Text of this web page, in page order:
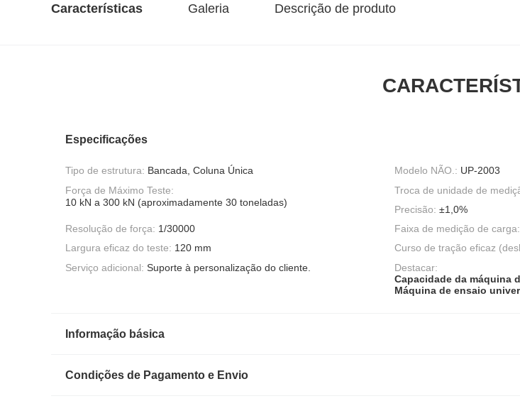
Características Galeria Descrição de produto
Especificações
Tipo de estrutura: Bancada, Coluna Única Modelo NÃO.: UP-2003
Força de Máximo Teste:
10 kN a 300 kN (aproximadamente 30 toneladas)
Troca de unidade de
Precisão: ±1,0%
Resolução de força: 1/30000 Faixa de medição de carga:
Largura eficaz do teste: 120 mm Curso de tração eficaz
Serviço adicional: Suporte à personalização do cliente.
Destacar:
Capacidade da máquina
Máquina de ensaio
Informação básica
Condições de Pagamento e Envio